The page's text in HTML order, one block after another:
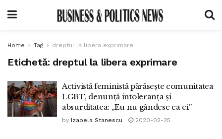
Home Tag dreptul la libera exprimare
Etichetă: dreptul la libera exprimare
Activistă feministă părăsește comunitatea
LGBT, denunță intoleranța și
absurditatea: „Eu nu gândesc ca ei”
by Izabela Stanescu 2020-02-25